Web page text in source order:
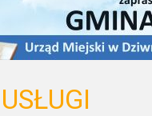
USŁUGI